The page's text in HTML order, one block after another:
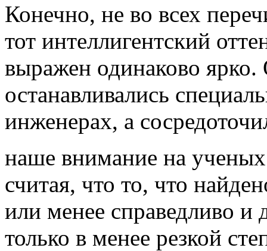
Конечно, не во всех
тот интеллигентский
выражен одинаково ярко.
останавливались
инженерах, а
наше внимание на ученых
считая, что то, что
или менее справедливо
только в менее резкой